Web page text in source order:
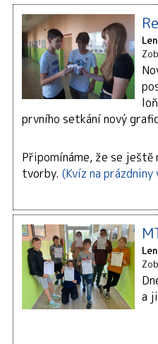
prvního setkání nový
Připomínáme, že se
tvorby. (Kvíz na
a